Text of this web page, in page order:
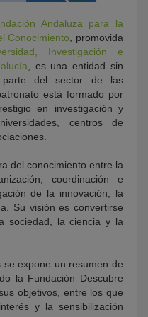
Andaluza para la
Conocimiento , promovida
Investigación e
, es una entidad sin
del sector de las
está formado por
en investigación y
centros de
del conocimiento entre la
coordinación e
de la innovación, la
Su visión es convertirse
sociedad, la ciencia y la
se expone un resumen de
la Fundación Descubre
objetivos, entre los que
y la sensibilización